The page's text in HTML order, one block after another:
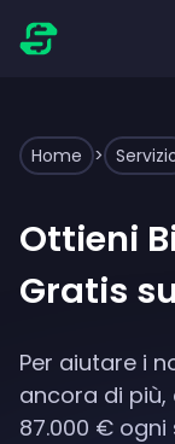
Home >
Ottieni
Gratis
Per aiutare i
ancora di
87.000 € ogni